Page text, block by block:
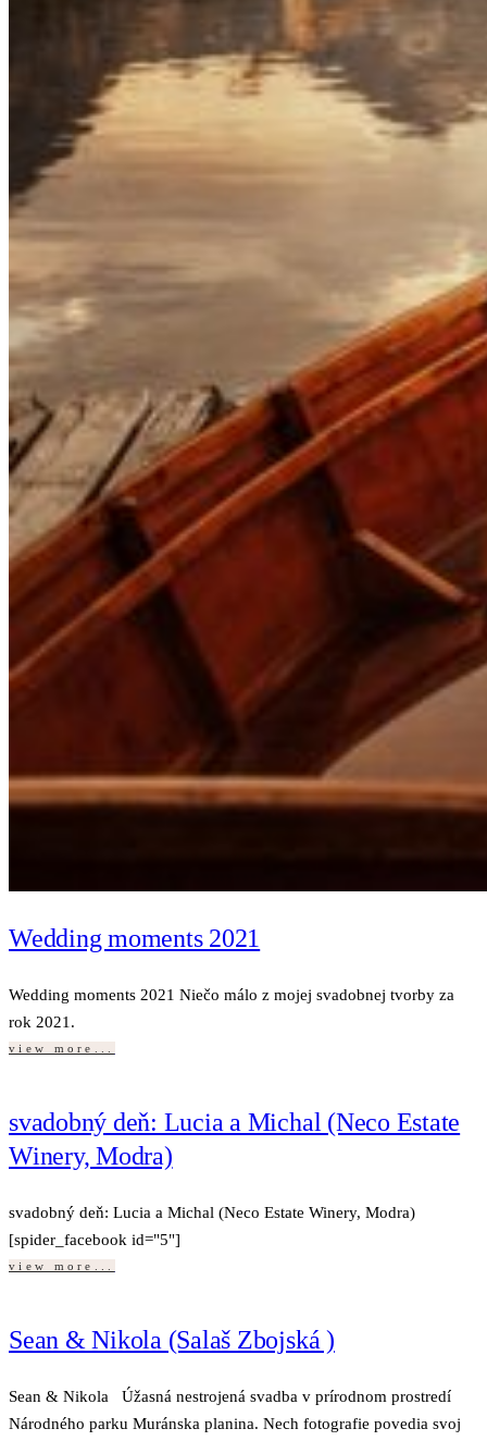
Wedding moments 2021
Wedding moments 2021 Niečo málo z mojej svadobnej tvorby za
rok 2021.
view more...
svadobný deň: Lucia a Michal (Neco Estate
Winery, Modra)
svadobný deň: Lucia a Michal (Neco Estate Winery, Modra)
[spider_facebook id="5"]
view more...
Sean & Nikola (Salaš Zbojská )
Sean & Nikola Úžasná nestrojená svadba v prírodnom prostredí
Národného parku Muránska planina. Nech fotografie povedia svoj